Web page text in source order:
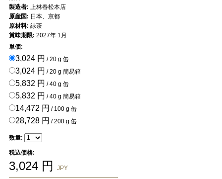
製造者: 上林春松本店
原産国: 日本、京都
原材料: 緑茶
賞味期限: 2027年 1月
単価:
3,024 円 / 20 g 缶
3,024 円 / 20 g 簡易箱
5,832 円 / 40 g 缶
5,832 円 / 40 g 簡易箱
14,472 円 / 100 g 缶
28,728 円 / 200 g 缶
数量:
税込価格:
3,024円 JPY